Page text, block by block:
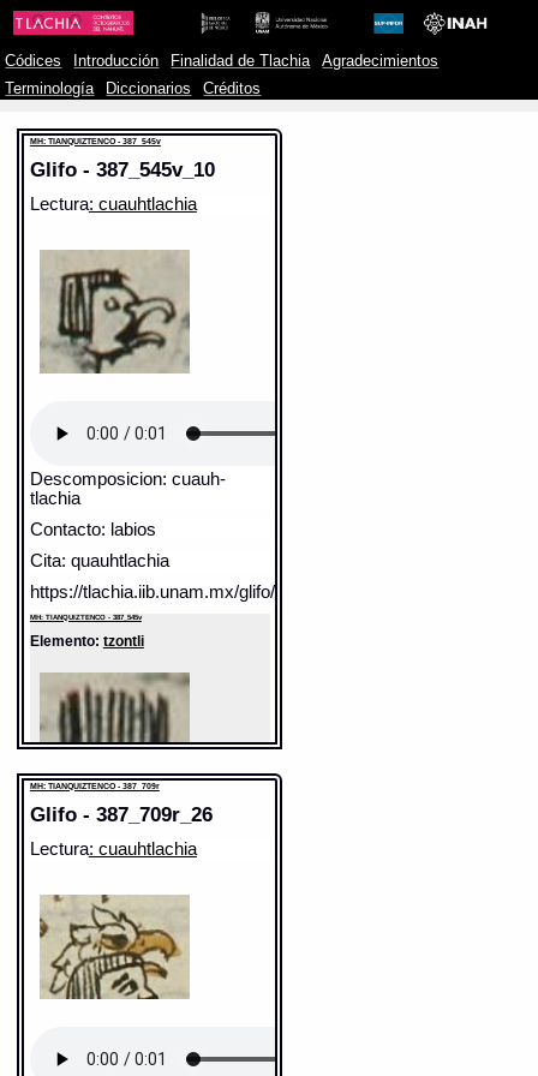
Códices Introducción Finalidad de Tlachia
Agradecimientos
Terminología
Diccionarios Créditos
MH: TIANQUIZTENCO - 387_545v
Glifo - 387_545v_10
Lectura: cuauhtlachia
Descomposicion: cuauh-
tlachia
Contacto: labios
Cita: quauhtlachia
https://tlachia.iib.unam.mx/glifo/387_545v_10
MH: TIANQUIZTENCO - 387_545v
Elemento: tzontli
Sentido: pelo, cabellera
Valor fonético: tlachia
https://tlachia.iib.unam.mx/elemento/01.02.20
Traducción uno:
cabellos
Traducción dos: cabellos
MH: TIANQUIZTENCO - 387_709r
Glifo - 387_709r_26
Lectura: cuauhtlachia